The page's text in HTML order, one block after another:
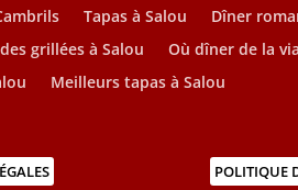
Tapas à Salou Dîner
grillées à Salou
Où dîner de la
Meilleurs tapas à Salou
POLITIQUE